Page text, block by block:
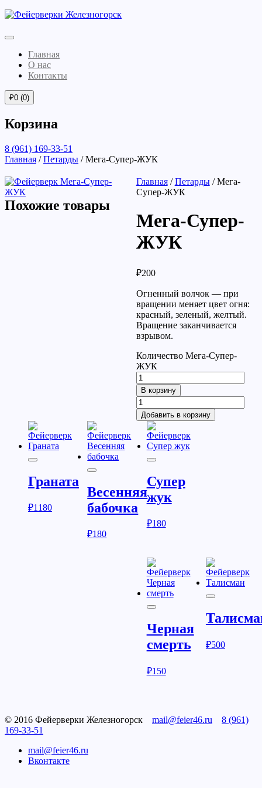
Главная
О нас
Контакты
₽0 (0)
Корзина
8 (961) 169-33-51
Главная /Петарды / Мега-Супер-ЖУК
Главная/Петарды/ Мега-
Супер-ЖУК
Мега-Супер-
ЖУК
₽200
Огненный волчок — при
вращении меняет цвет огня:
красный, зеленый, желтый.
Вращение заканчивается
взрывом.
Количество Мега-Супер-
ЖУК
В корзину
Добавить в корзину
Похожие товары
Граната
₽1180
Весенняя
бабочка
₽180
Супер
жук
₽180
Черная
смерть
₽150
₽500
© 2016 Фейерверки Железногорск mail@feier46.ru
8 (961)
169-33-51
mail@feier46.ru
Вконтакте